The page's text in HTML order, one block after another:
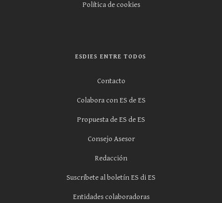
Política de cookies
ESDIES ENTRE TODOS
Contacto
Colabora con ES de ES
Propuesta de ES de ES
Consejo Asesor
Redacción
Suscríbete al boletín ES di ES
Entidades colaboradoras